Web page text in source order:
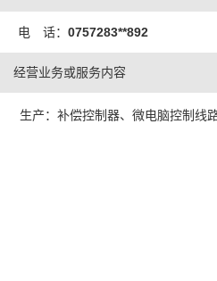
电 话： 0757283**892
经营业务或服务内容
生产：补偿控制器、微电脑控制线